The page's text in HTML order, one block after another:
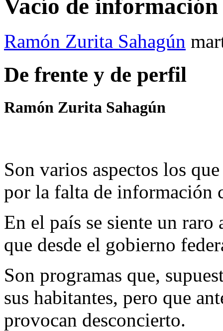
Vacío de
Ramón Zurita Sahagún
De frente y de perfil
Ramón Zurita Sahagún
Son varios aspectos los
por la falta de información
En el país se siente un raro
que desde el gobierno
Son programas que,
sus habitantes, pero que
provocan desconcierto.